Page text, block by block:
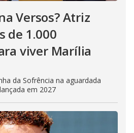
Versos? Atriz
de 1.000
viver Marília
da Sofrência na aguardada
em 2027